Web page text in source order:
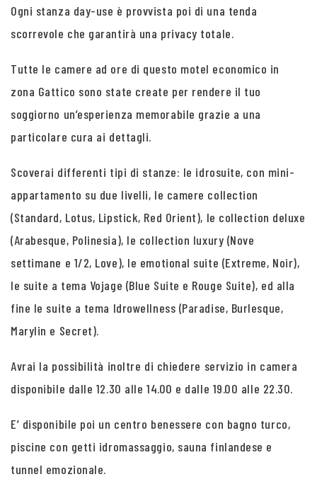
Ogni stanza day-use è provvista poi di una tenda
scorrevole che garantirà una privacy totale.
Tutte le camere ad ore di questo motel economico in
zona Gattico sono state create per rendere il tuo
soggiorno un’esperienza memorabile grazie a una
particolare cura ai dettagli.
Scoverai differenti tipi di stanze: le idrosuite, con mini-
appartamento su due livelli, le camere collection
(Standard, Lotus, Lipstick, Red Orient), le collection deluxe
(Arabesque, Polinesia), le collection luxury (Nove
settimane e 1/2, Love), le emotional suite (Extreme, Noir),
le suite a tema Vojage (Blue Suite e Rouge Suite), ed alla
fine le suite a tema Idrowellness (Paradise, Burlesque,
Marylin e Secret).
Avrai la possibilità inoltre di chiedere servizio in camera
disponibile dalle 12.30 alle 14.00 e dalle 19.00 alle 22.30.
E’ disponibile poi un centro benessere con bagno turco,
piscine con getti idromassaggio, sauna finlandese e
tunnel emozionale.